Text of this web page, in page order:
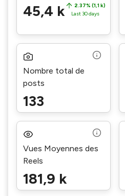
45,4 k
2.37% (1,1 k)
Last 30 days
Nombre total de
posts
133
Vues Moyennes des
Reels
181,9 k